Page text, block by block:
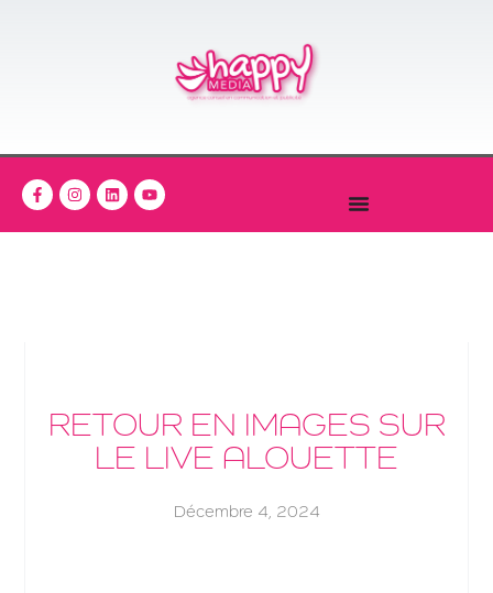
RETOUR EN IMAGES SUR
LE LIVE ALOUETTE
Décembre 4, 2024